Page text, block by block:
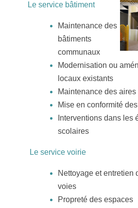
Le service bâtiment
Maintenance des
bâtiments
communaux
Modernisation ou
locaux existants
Maintenance des
Mise en conformité
Interventions dans les
scolaires
Le service voirie
Nettoyage et entretien
voies
Propreté des espaces